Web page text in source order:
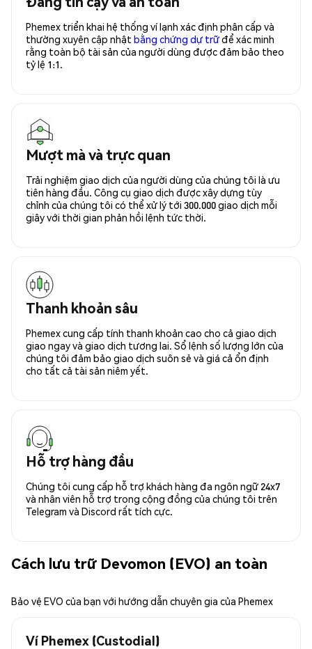
Phemex triển khai hệ thống ví lạnh xác định phân cấp và
thường xuyên cập nhật bằng chứng dự trữđể xác minh
rằng toàn bộ tài sản của người dùng được đảm bảo theo
tỷ lệ 1:1.
Mượt mà và trực quan
Trải nghiệm giao dịch của người dùng của chúng tôi là ưu
tiên hàng đầu. Công cụ giao dịch được xây dựng tùy
chỉnh của chúng tôi có thể xử lý tới 300.000 giao dịch mỗi
giây với thời gian phản hồi lệnh tức thời.
Thanh khoản sâu
Phemex cung cấp tính thanh khoản cao cho cả giao dịch
giao ngay và giao dịch tương lai. Sổ lệnh số lượng lớn của
chúng tôi đảm bảo giao dịch suôn sẻ và giá cả ổn định
cho tất cả tài sản niêm yết.
Hỗ trợ hàng đầu
Chúng tôi cung cấp hỗ trợ khách hàng đa ngôn ngữ 24x7
và nhân viên hỗ trợ trong cộng đồng của chúng tôi trên
Telegram và Discord rất tích cực.
Cách lưu trữ Devomon (EVO) an toàn
Bảo vệ EVO của bạn với hướng dẫn chuyên gia của Phemex
Ví Phemex (Custodial)